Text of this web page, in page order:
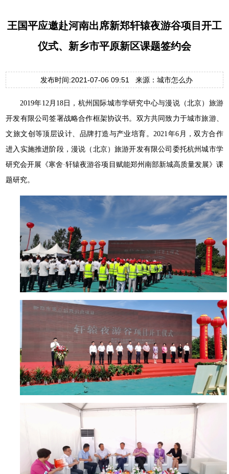
王国平应邀赴河南出席新郑轩辕夜游谷项目开工
仪式、新乡市平原新区课题签约会
发布时间:2021-07-06 09:51 来源：城市怎么办
2019年12月18日，杭州国际城市学研究中心与漫说（北京）旅游
开发有限公司签署战略合作框架协议书。双方共同致力于城市旅游、
文旅文创等顶层设计、品牌打造与产业培育。2021年6月，双方合作
进入实施推进阶段，漫说（北京）旅游开发有限公司委托杭州城市学
研究会开展《寒舍·轩辕夜游谷项目赋能郑州南部新城高质量发展》课
题研究。